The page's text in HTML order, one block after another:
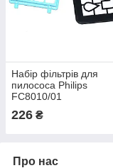
Набір фільтрів для
пилососа Philips
FC8010/01
226 ₴
Про нас